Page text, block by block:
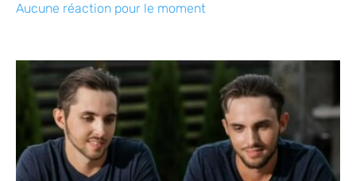
Aucune réaction pour le moment